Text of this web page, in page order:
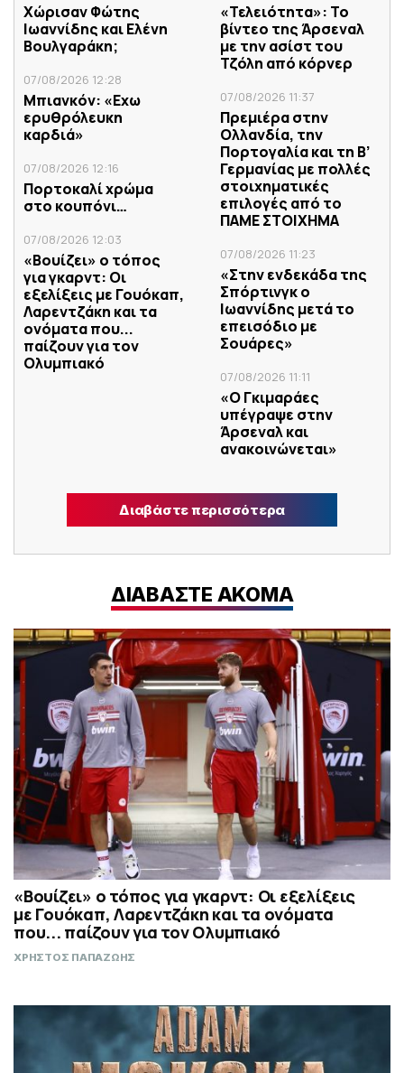
Χώρισαν Φώτης
Ιωαννίδης και Ελένη
Βουλγαράκη;
07/08/2026 12:28
Μπιανκόν: «Εχω
ερυθρόλευκη
καρδιά»
07/08/2026 12:16
Πορτοκαλί χρώμα
στο κουπόνι…
07/08/2026 12:03
«Βουίζει» ο τόπος
για γκαρντ: Οι
εξελίξεις με Γουόκαπ,
Λαρεντζάκη και τα
ονόματα που...
παίζουν για τον
Ολυμπιακό
«Τελειότητα»: Το
βίντεο της Άρσεναλ
με την ασίστ του
Τζόλη από κόρνερ
07/08/2026 11:37
Πρεμιέρα στην
Ολλανδία, την
Πορτογαλία και τη Β’
Γερμανίας με πολλές
στοιχηματικές
επιλογές από το
ΠΑΜΕ ΣΤΟΙΧΗΜΑ
07/08/2026 11:23
«Στην ενδεκάδα της
Σπόρτινγκ ο
Ιωαννίδης μετά το
επεισόδιο με
Σουάρες»
07/08/2026 11:11
«Ο Γκιμαράες
υπέγραψε στην
Άρσεναλ και
ανακοινώνεται»
Διαβάστε περισσότερα
ΔΙΑΒΑΣΤΕ ΑΚΟΜΑ
«Βουίζει» ο τόπος για γκαρντ: Οι εξελίξεις
με Γουόκαπ, Λαρεντζάκη και τα ονόματα
που... παίζουν για τον Ολυμπιακό
ΧΡΗΣΤΟΣ ΠΑΠΑΖΩΗΣ